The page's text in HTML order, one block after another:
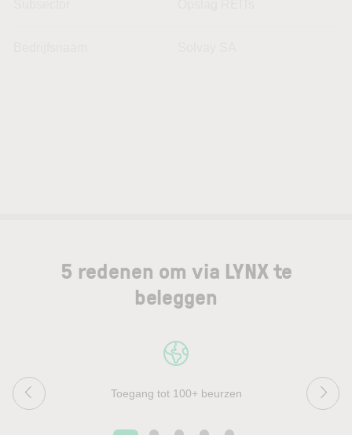
5 redenen om via LYNX te
beleggen
Toegang tot 100+ beurzen